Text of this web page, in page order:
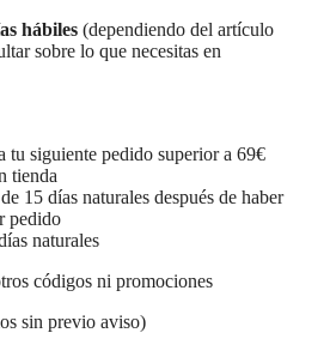
hábiles (dependiendo del artículo
sobre lo que necesitas en
tu siguiente pedido superior a 69€
tienda
15 días naturales después de haber
pedido
naturales
códigos ni promociones
sin previo aviso)